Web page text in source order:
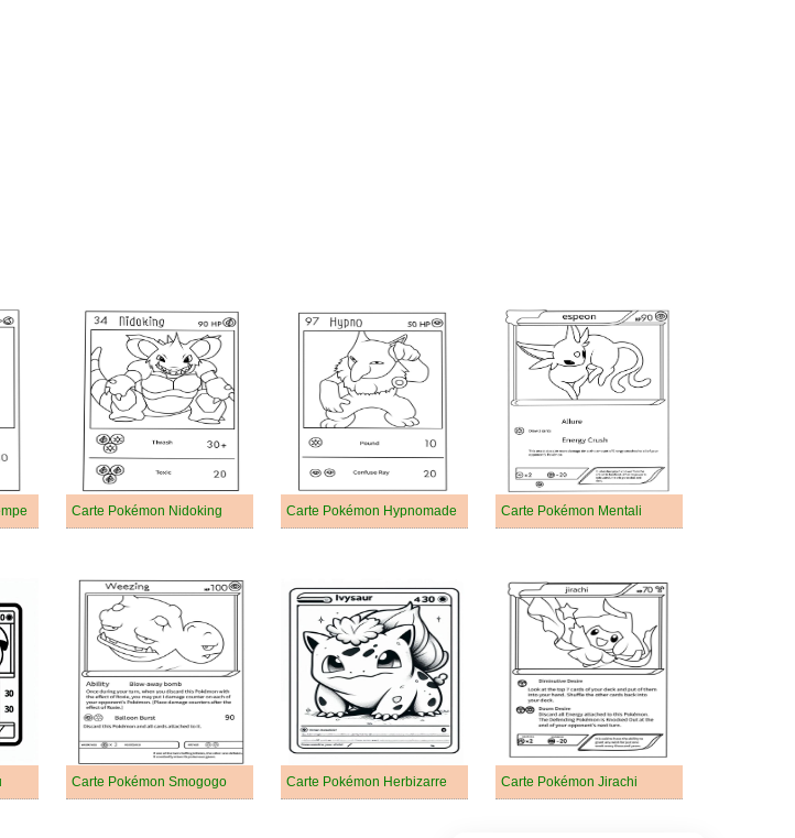
Carte Pokémon Nidoking Carte Pokémon Hypnomade Carte Pokémon Mentali
Carte Pokémon Smogogo Carte Pokémon Herbizarre Carte Pokémon Jirachi